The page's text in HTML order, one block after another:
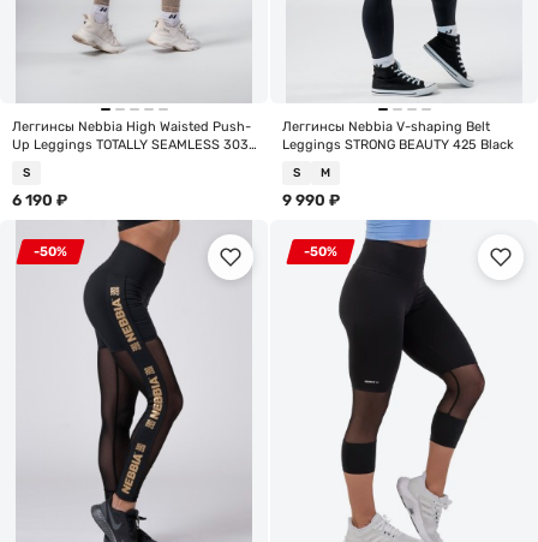
Леггинсы Nebbia High Waisted Push-
Up Leggings TOTALLY SEAMLESS 303
S
6 190 ₽
Леггинсы Nebbia V-shaping Belt
Leggings STRONG BEAUTY 425 Black
S M
9 990 ₽
-50% -50%